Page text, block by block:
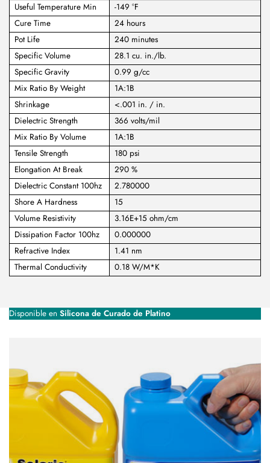
Useful Temperature Min
-149 °F
Cure Time
24 hours
Pot Life
240 minutes
Specific Volume
28.1 cu. in./lb.
Specific Gravity
0.99 g/cc
Mix Ratio By Weight
1A:1B
Shrinkage
<.001 in. / in.
Dielectric Strength
366 volts/mil
Mix Ratio By Volume
1A:1B
Tensile Strength
180 psi
Elongation At Break
290 %
Dielectric Constant 100hz
2.780000
Shore A Hardness
15
Volume Resistivity
3.16E+15 ohm/cm
Dissipation Factor 100hz
0.000000
Refractive Index
1.41 nm
Thermal Conductivity
0.18 W/M*K
Disponible en Silicona de Curado de Platino